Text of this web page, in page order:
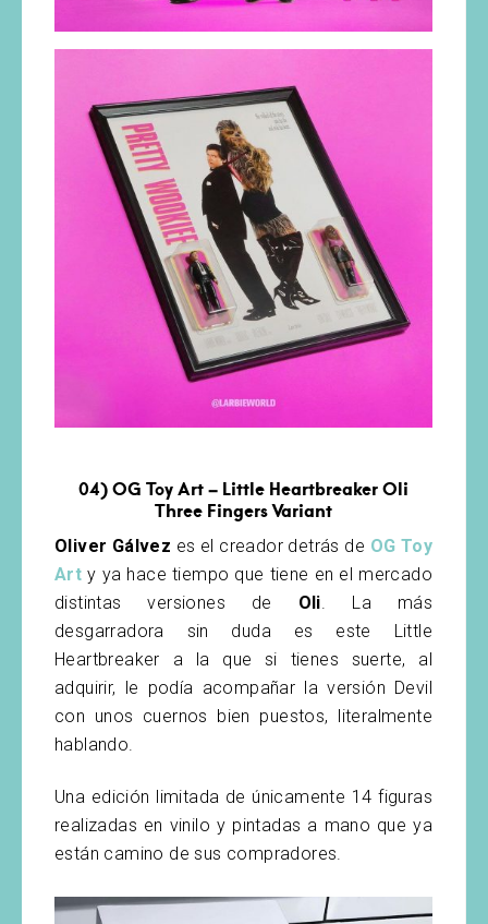
04)OG Toy Art – Little Heartbreaker Oli
Three Fingers Variant
Oliver Gálvez es el creador detrás de OG Toy
Art y ya hace tiempo que tiene en el mercado
distintas versiones de Oli. La más
desgarradora sin duda es este Little
Heartbreaker a la que si tienes suerte, al
adquirir, le podía acompañar la versión Devil
con unos cuernos bien puestos, literalmente
hablando.
Una edición limitada de únicamente 14 figuras
realizadas en vinilo y pintadas a mano que ya
están camino de sus compradores.